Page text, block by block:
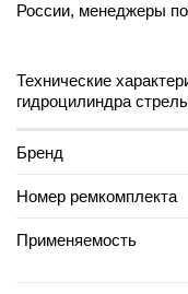
России, менеджеры
Технические
гидроцилиндра
Бренд
Номер ремкомплекта
Применяемость